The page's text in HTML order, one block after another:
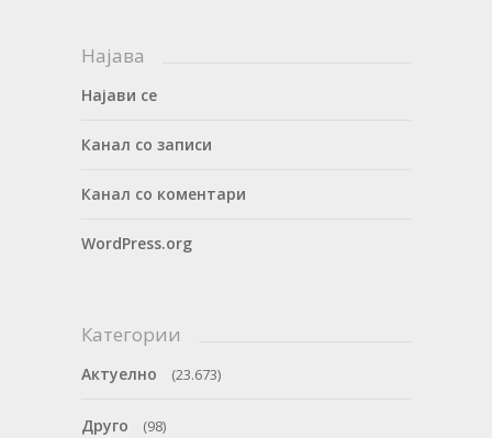
Најава
Најави се
Канал со записи
Канал со коментари
WordPress.org
Категории
Актуелно (23.673)
Друго (98)